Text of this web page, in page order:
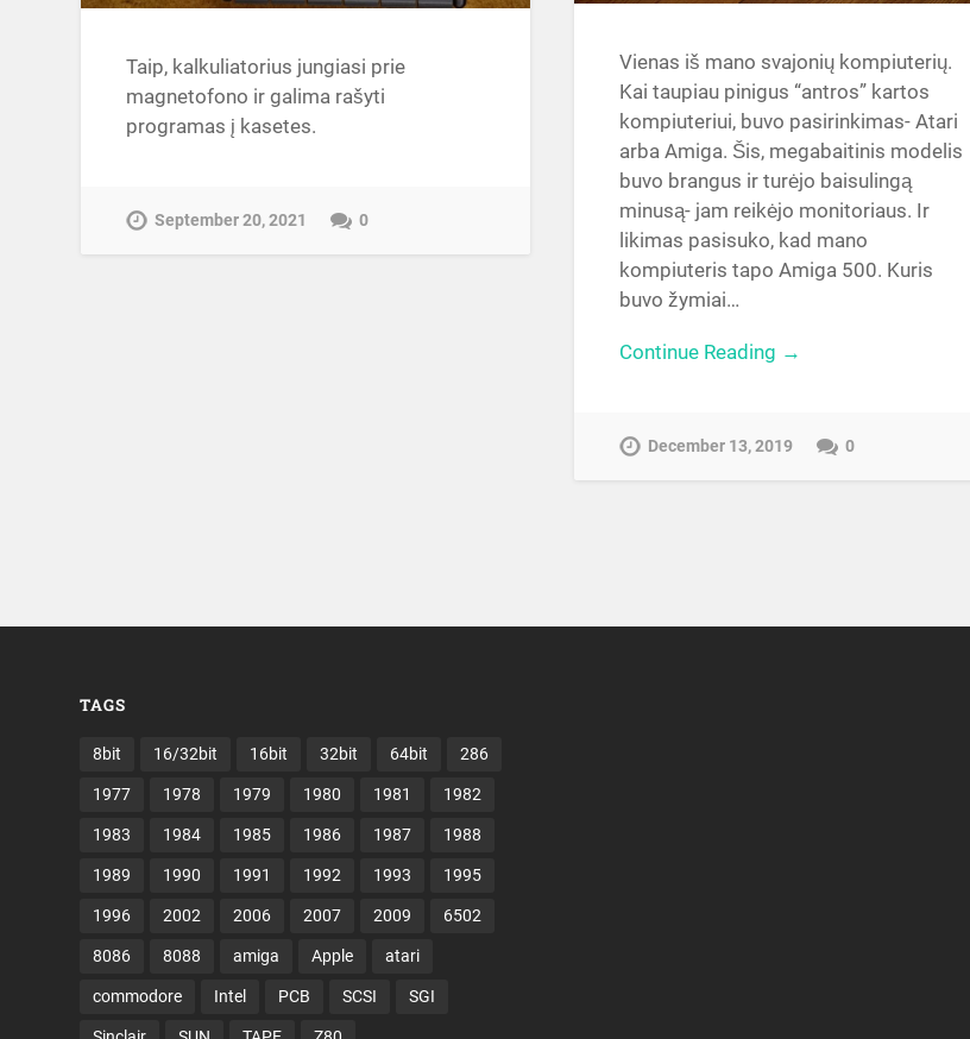
Taip, kalkuliatorius jungiasi prie
magnetofono ir galima rašyti
programas į kasetes.
September 20, 2021 0
Vienas iš mano svajonių kompiuterių.
Kai taupiau pinigus “antros” kartos
kompiuteriui, buvo pasirinkimas- Atari
arba Amiga. Šis, megabaitinis modelis
buvo brangus ir turėjo baisulingą
minusą- jam reikėjo monitoriaus. Ir
likimas pasisuko, kad mano
kompiuteris tapo Amiga 500. Kuris
buvo žymiai…
Continue Reading →
December 13, 2019 0
TAGS
8bit 16/32bit 16bit 32bit 64bit 286
1977 1978 1979 1980 1981 1982
1983 1984 1985 1986 1987 1988
1989 1990 1991 1992 1993 1995
1996 2002 2006 2007 2009 6502
8086 8088 amiga Apple atari
commodore Intel PCB SCSI SGI